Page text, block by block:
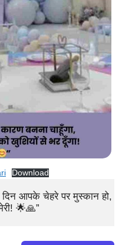
Download
दिन आपके चेहरे पर मुस्कान हो,
🌟🙏”